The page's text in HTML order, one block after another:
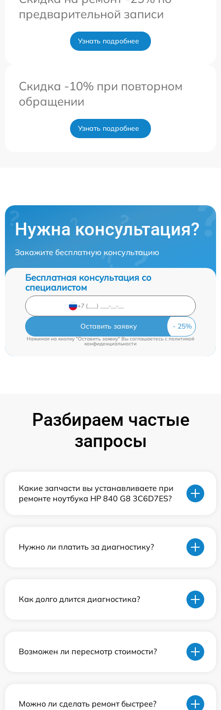
предварительной записи
Узнать подробнее
Скидка -10% при повторном
обращении
Узнать подробнее
Нужна консультация?
Закажите бесплатную консультацию
Бесплатная консультация со
специалистом
Оставить заявку
Нажимая на кнопку "Оставить заявку" Вы соглашаетесь cполитикой
конфиденциальности
Разбираем частые
запросы
Какие запчасти вы устанавливаете при
ремонте ноутбука HP 840 G8 3C6D7ES?
Нужно ли платить за диагностику?
Как долго длится диагностика?
Возможен ли пересмотр стоимости?
Можно ли сделать ремонт быстрее?